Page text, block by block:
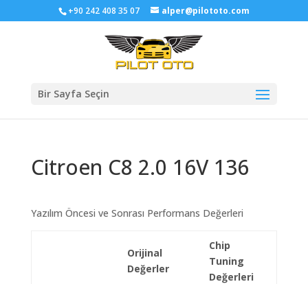
+90 242 408 35 07 alper@pilototo.com
Bir Sayfa Seçin
Citroen C8 2.0 16V 136
Yazılım Öncesi ve Sonrası Performans Değerleri
Orijinal
Değerler
Chip
Tuning
Değerleri